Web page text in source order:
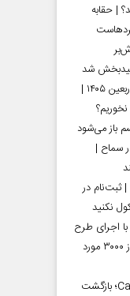
| حقابه
شد
توصیه‌های تغذیه‌ای برای زائران اربعین ۱۴۰۵ |
سماح |
۱۴۰۵ بخوانند | ثبت‌نام در
نکنید
با اجرای طرح
«پرستار پیگیر» | شناسایی بیش از ۳۰۰۰ مورد
Castlevania: Belmont’s Curse؛ بازگشت